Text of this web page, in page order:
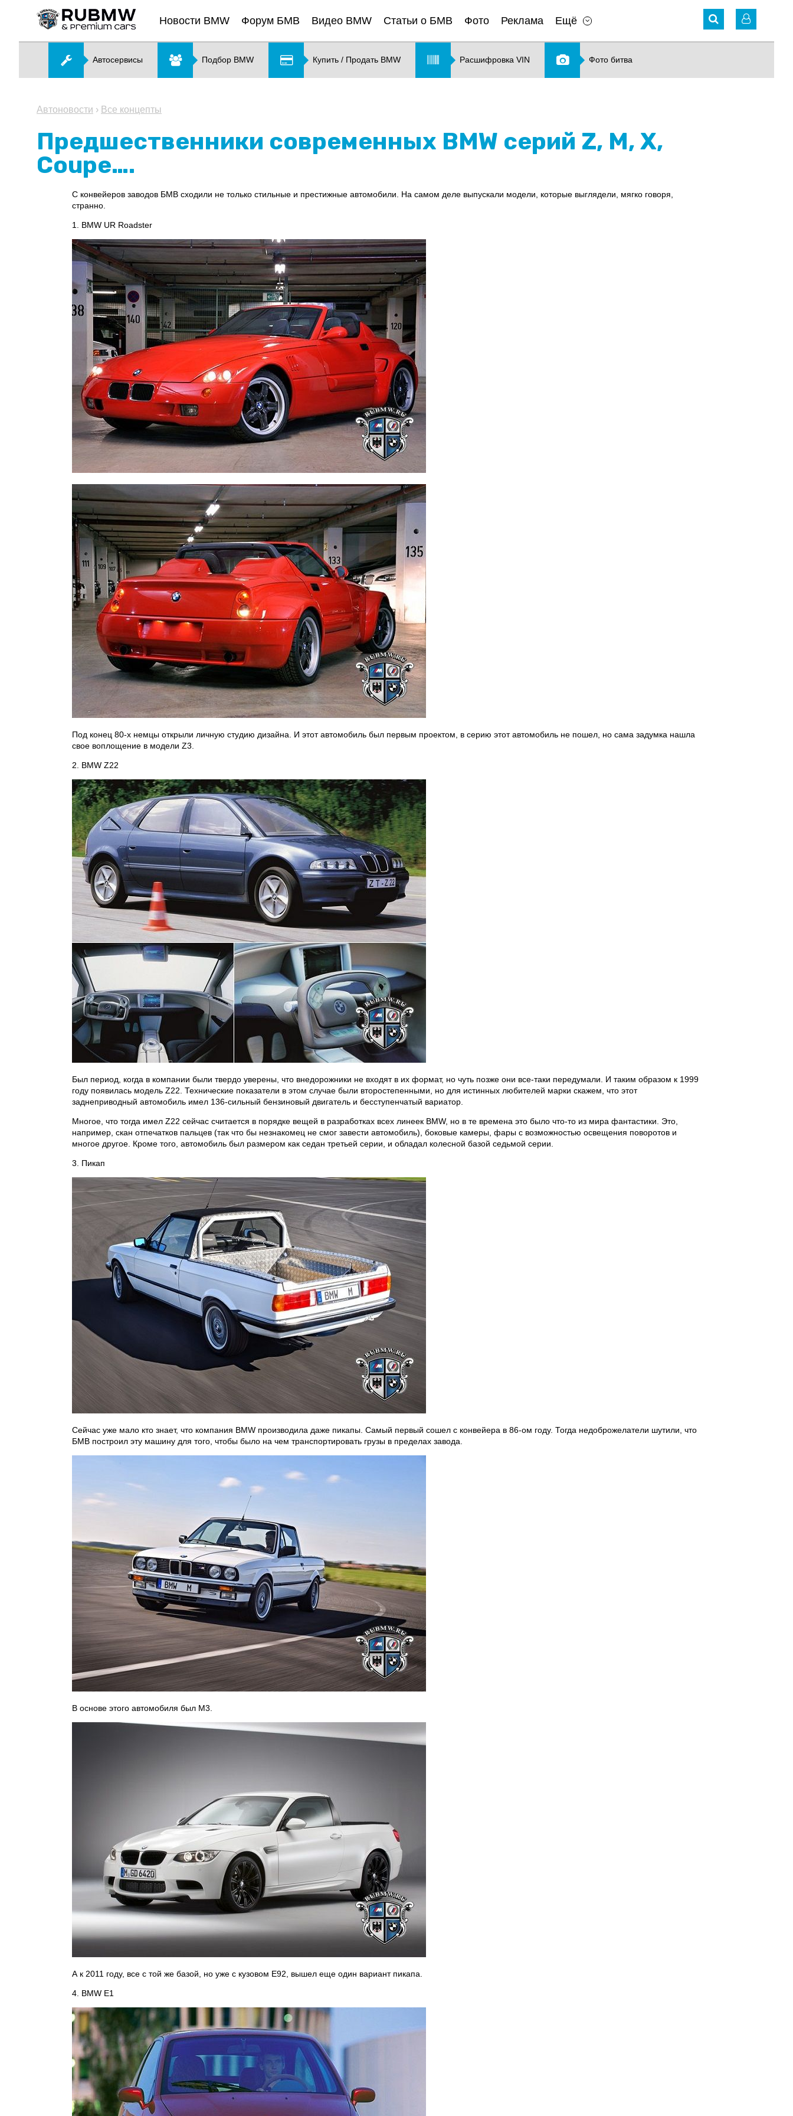
Новости BMW Форум БМВ Видео BMW Статьи о БМВ Фото Реклама Ещё
Автосервисы Подбор BMW Купить / Продать BMW Расшифровка VIN Фото битва
Автоновости › Все концепты
Предшественники современных BMW серий Z, M, X,
Coupe….
С конвейеров заводов БМВ сходили не только стильные и престижные автомобили. На самом деле выпускали модели, которые выглядели, мягко говоря,
странно.
1. BMW UR Roadster
Под конец 80-х немцы открыли личную студию дизайна. И этот автомобиль был первым проектом, в серию этот автомобиль не пошел, но сама задумка нашла
свое воплощение в модели Z3.
2. BMW Z22
Был период, когда в компании были твердо уверены, что внедорожники не входят в их формат, но чуть позже они все-таки передумали. И таким образом к 1999
году появилась модель Z22. Технические показатели в этом случае были второстепенными, но для истинных любителей марки скажем, что этот
заднеприводный автомобиль имел 136-сильный бензиновый двигатель и бесступенчатый вариатор.
Многое, что тогда имел Z22 сейчас считается в порядке вещей в разработках всех линеек BMW, но в те времена это было что-то из мира фантастики. Это,
например, скан отпечатков пальцев (так что бы незнакомец не смог завести автомобиль), боковые камеры, фары с возможностью освещения поворотов и
многое другое. Кроме того, автомобиль был размером как седан третьей серии, и обладал колесной базой седьмой серии.
3. Пикап
Сейчас уже мало кто знает, что компания BMW производила даже пикапы. Самый первый сошел с конвейера в 86-ом году. Тогда недоброжелатели шутили, что
БМВ построил эту машину для того, чтобы было на чем транспортировать грузы в пределах завода.
В основе этого автомобиля был М3.
А к 2011 году, все с той же базой, но уже с кузовом Е92, вышел еще один вариант пикапа.
4. BMW Е1